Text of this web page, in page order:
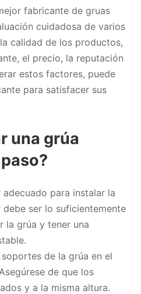
fabricante de gruas
cuidadosa de varios
calidad de los productos,
el precio, la reputación
estos factores, puede
para satisfacer sus
una grúa
adecuado para instalar la
debe ser lo suficientemente
la grúa y tener una
de la grúa en el
de que los
y a la misma altura.